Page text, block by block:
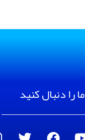
ما را دنبال کنید